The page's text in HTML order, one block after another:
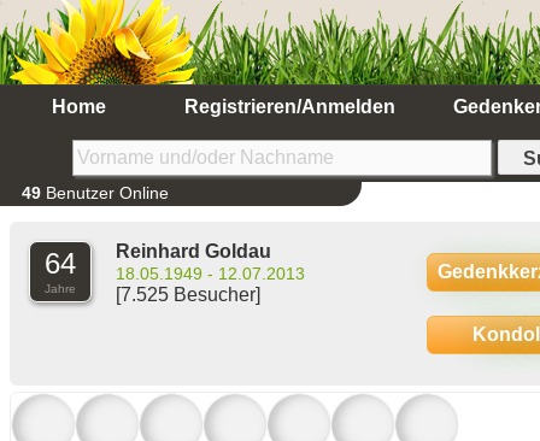
Home Registrieren/Anmelden
49 Benutzer Online
64
Jahre
Reinhard Goldau
18.05.1949 - 12.07.2013
[7.525 Besucher]